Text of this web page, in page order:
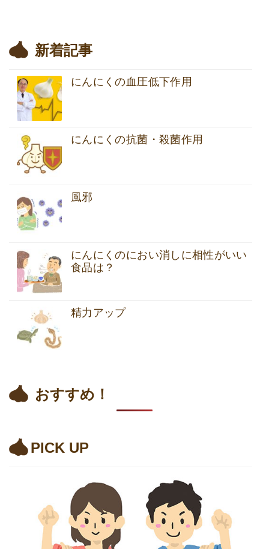
新着記事
にんにくの血圧低下作用
にんにくの抗菌・殺菌作用
風邪
にんにくのにおい消しに相性がいい
食品は？
精力アップ
おすすめ！
PICK UP